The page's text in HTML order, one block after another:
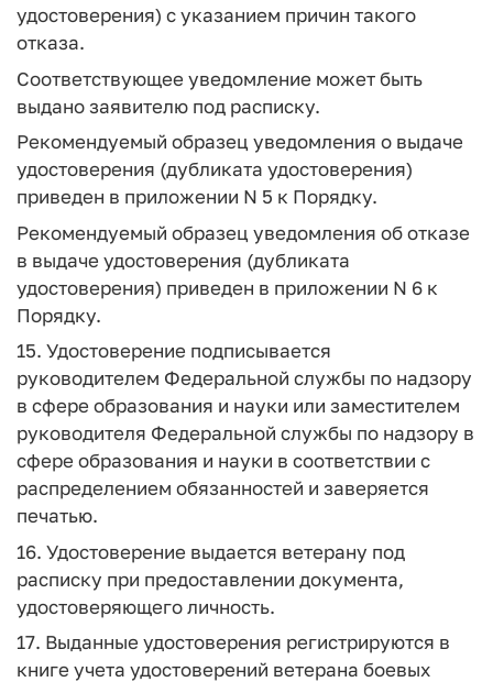
удостоверения) с указанием причин такого
отказа.
Соответствующее уведомление может быть
выдано заявителю под расписку.
Рекомендуемый образец уведомления о выдаче
удостоверения (дубликата удостоверения)
приведен в приложении N 5 к Порядку.
Рекомендуемый образец уведомления об отказе
в выдаче удостоверения (дубликата
удостоверения) приведен в приложении N 6 к
Порядку.
15. Удостоверение подписывается
руководителем Федеральной службы по надзору
в сфере образования и науки или заместителем
руководителя Федеральной службы по надзору в
сфере образования и науки в соответствии с
распределением обязанностей и заверяется
печатью.
16. Удостоверение выдается ветерану под
расписку при предоставлении документа,
удостоверяющего личность.
17. Выданные удостоверения регистрируются в
книге учета удостоверений ветерана боевых